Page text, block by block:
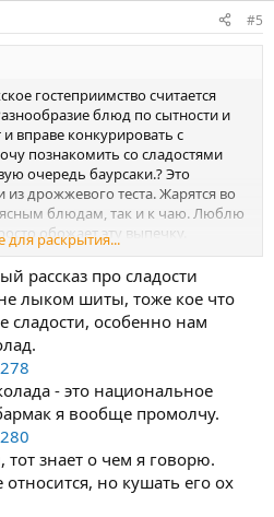
#5
гостеприимство считается
блюд по сытности и
вправе конкурировать с
познакомить со сладостями
очередь баурсаки.? Это
дрожжевого теста. Жарятся во
блюдам, так и к чаю. Люблю
обожает эту выпечку.
к чаепитию это конечно же
Кстати не только в Азии, но и в
чак -чак. В Татарстане точно
соломки и шариков также
обильно поливаются мёдом,
лакомств детей
Между прочим так
и мясной обжарке.
фроктов , сладости и мяса.
к нам в Казахстан✈??
для раскрытия...
рассказ про сладости
лыком шиты, тоже кое что
сладости, особенно нам
- это национальное
я вообще промолчу.
знает о чем я говорю.
но кушать его ох